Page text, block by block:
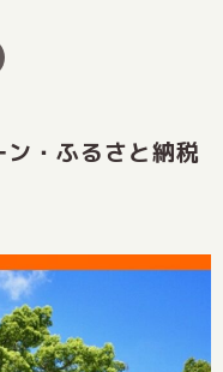
・ふるさと納税